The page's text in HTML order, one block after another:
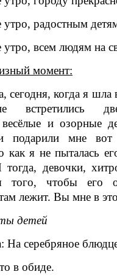
утро, радостным
утро, всем людям на
момент:
сегодня, когда я шла
встретились
весёлые и озорные
мне вот
как я не пыталась
девочки,
того, чтобы его
лежит. Вы мне в
детей
На серебряное
в обиде.